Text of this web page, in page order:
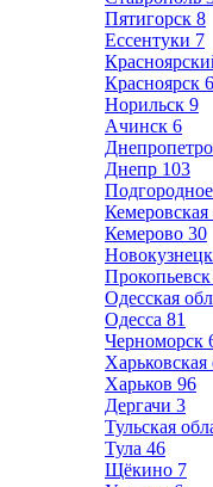
Пятигорск 8
Ессентуки 7
Красноярск
Норильск 9
Ачинск 6
Днепр 103
Подгородное
Кемерово 30
Новокузнецк
Прокопьевск
Одесская
Одесса 81
Черноморск
Харьковская
Харьков 96
Дергачи 3
Тульская
Тула 46
Щёкино 7